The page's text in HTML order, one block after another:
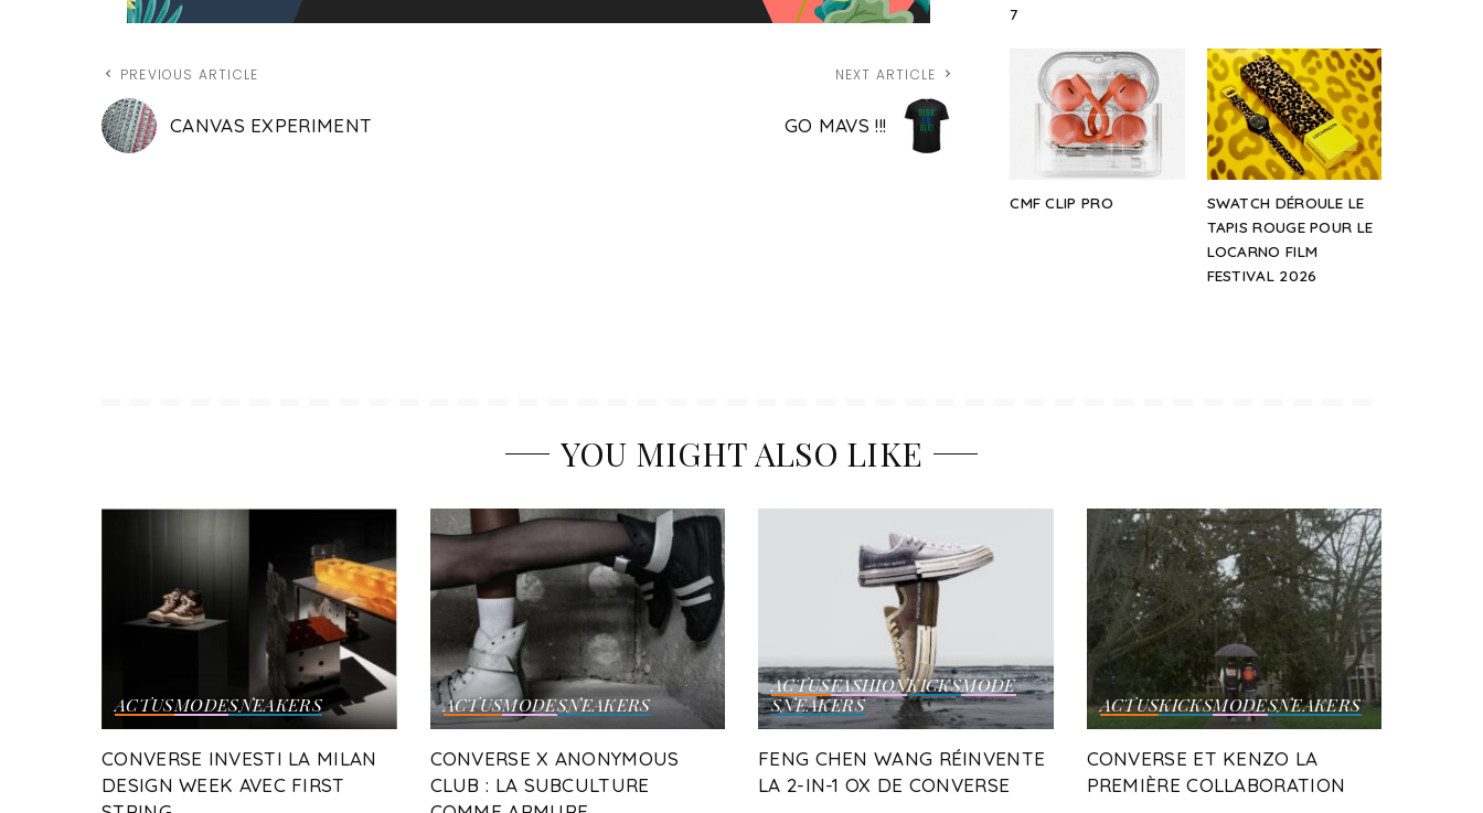
PREVIOUS ARTICLE
CANVAS EXPERIMENT
NEXT ARTICLE
GO MAVS !!!
7
CMF CLIP PRO
SWATCH DÉROULE LE
TAPIS ROUGE POUR LE
LOCARNO FILM
FESTIVAL 2026
YOU MIGHT ALSO LIKE
ACTUSMODESNEAKERS
CONVERSE INVESTI LA MILAN
DESIGN WEEK AVEC FIRST
ACTUSMODESNEAKERS
CONVERSE X ANONYMOUS
CLUB : LA SUBCULTURE
ACTUSFASHIONKICKSMODE
SNEAKERS
FENG CHEN WANG RÉINVENTE
LA 2-IN-1 OX DE CONVERSE
ACTUSKICKSMODESNEAKERS
CONVERSE ET KENZO LA
PREMIÈRE COLLABORATION